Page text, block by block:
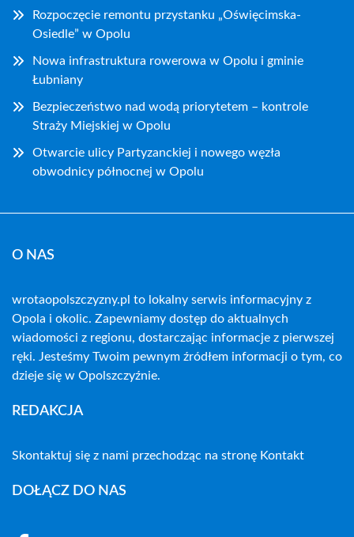
Rozpoczęcie remontu przystanku „Oświęcimska-
Osiedle” w Opolu
Nowa infrastruktura rowerowa w Opolu i gminie
Łubniany
Bezpieczeństwo nad wodą priorytetem – kontrole
Straży Miejskiej w Opolu
Otwarcie ulicy Partyzanckiej i nowego węzła
obwodnicy północnej w Opolu
O NAS
wrotaopolszczyzny.pl to lokalny serwis informacyjny z
Opola i okolic. Zapewniamy dostęp do aktualnych
wiadomości z regionu, dostarczając informacje z pierwszej
ręki. Jesteśmy Twoim pewnym źródłem informacji o tym, co
dzieje się w Opolszczyźnie.
REDAKCJA
Skontaktuj się z nami przechodząc na stronę Kontakt
DOŁĄCZ DO NAS